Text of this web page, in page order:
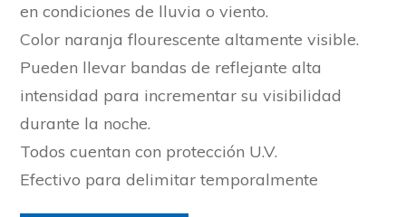
en condiciones de lluvia o viento.
Color naranja flourescente altamente visible.
Pueden llevar bandas de reflejante alta
intensidad para incrementar su visibilidad
durante la noche.
Todos cuentan con protección U.V.
Efectivo para delimitar temporalmente